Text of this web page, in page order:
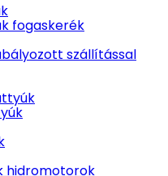
fogaskerék
szállítással
hidromotorok